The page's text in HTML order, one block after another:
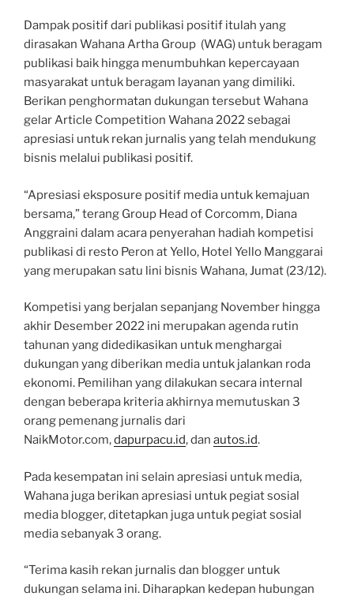
Dampak positif dari publikasi positif itulah yang
dirasakan Wahana Artha Group (WAG) untuk beragam
publikasi baik hingga menumbuhkan kepercayaan
masyarakat untuk beragam layanan yang dimiliki.
Berikan penghormatan dukungan tersebut Wahana
gelar Article Competition Wahana 2022 sebagai
apresiasi untuk rekan jurnalis yang telah mendukung
bisnis melalui publikasi positif.
“Apresiasi eksposure positif media untuk kemajuan
bersama,” terang Group Head of Corcomm, Diana
Anggraini dalam acara penyerahan hadiah kompetisi
publikasi di resto Peron at Yello, Hotel Yello Manggarai
yang merupakan satu lini bisnis Wahana, Jumat (23/12).
Kompetisi yang berjalan sepanjang November hingga
akhir Desember 2022 ini merupakan agenda rutin
tahunan yang didedikasikan untuk menghargai
dukungan yang diberikan media untuk jalankan roda
ekonomi. Pemilihan yang dilakukan secara internal
dengan beberapa kriteria akhirnya memutuskan 3
orang pemenang jurnalis dari
NaikMotor.com,dapurpacu.id, dan autos.id.
Pada kesempatan ini selain apresiasi untuk media,
Wahana juga berikan apresiasi untuk pegiat sosial
media blogger, ditetapkan juga untuk pegiat sosial
media sebanyak 3 orang.
“Terima kasih rekan jurnalis dan blogger untuk
dukungan selama ini. Diharapkan kedepan hubungan